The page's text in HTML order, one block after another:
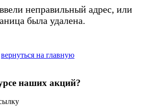
неправильный адрес, или
была удалена.
вернуться на главную
наших акций?